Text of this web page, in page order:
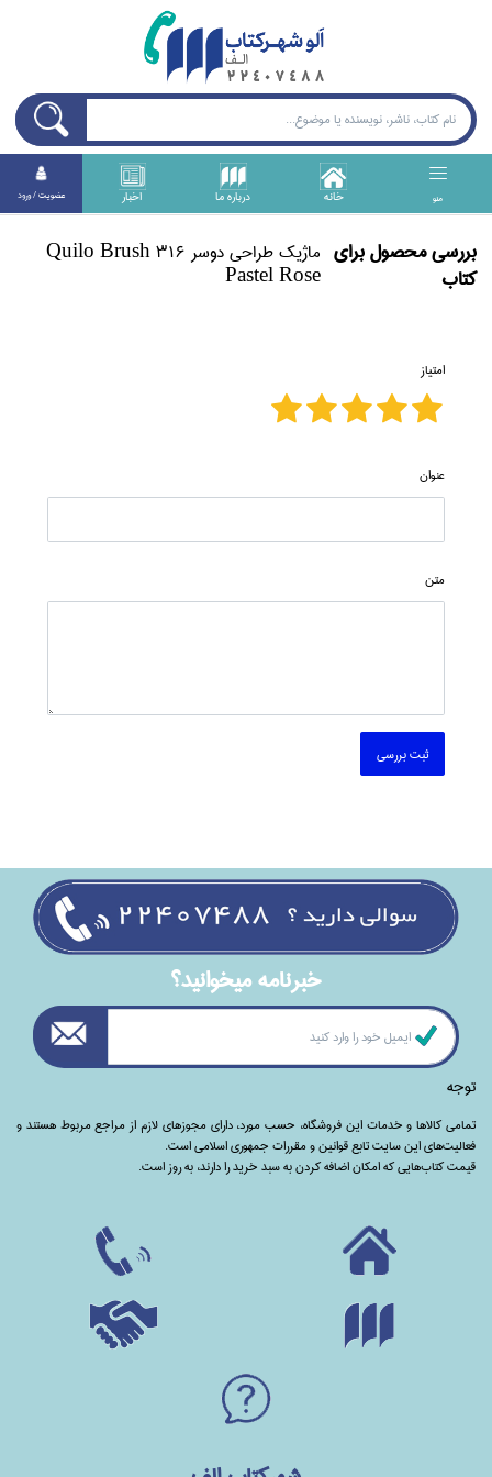
منو خانه درباره ما اخبار عضويت / ورود
بررسی محصول برای
كتاب
ماژيك طراحي دوسر Quilo Brush 316
Pastel Rose
امتیاز
عنوان
متن
ثبت بررسی
خبرنامه ميخوانيد؟
توجه
تمامی‌ کالاها و خدمات این فروشگاه، حسب مورد،‌ دارای مجوزهای لازم از مراجع مربوط هستند ‌و‌‌
فعالیت‌های این سایت تابع قوانین و مقررات جمهوری اسلامی است.
قیمت کتاب‌هایی که امکان اضافه کردن به سبد خرید را دارند،‌ به روز است.